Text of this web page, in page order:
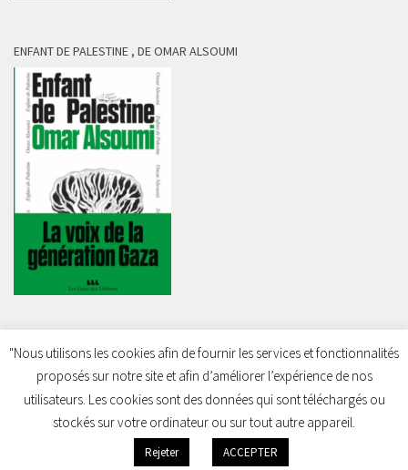
ENFANT DE PALESTINE , DE OMAR ALSOUMI
Charleroi Pour la Palestine © 2026. Tous droits réservés.
"Nous utilisons les cookies afin de fournir les services et fonctionnalités
proposés sur notre site et afin d’améliorer l’expérience de nos
utilisateurs. Les cookies sont des données qui sont téléchargés ou
stockés sur votre ordinateur ou sur tout autre appareil.
Rejeter ACCEPTER